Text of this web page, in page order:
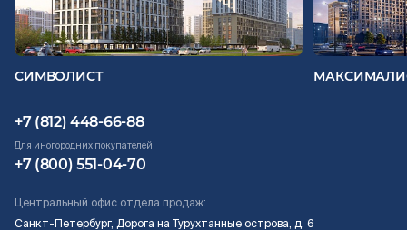
СИМВОЛИСТ
+7 (812) 448-66-88
Для иногородних покупателей:
+7 (800) 551-04-70
Центральный офис отдела продаж:
Санкт-Петербург, Дорога на Турухтанные острова, д. 6